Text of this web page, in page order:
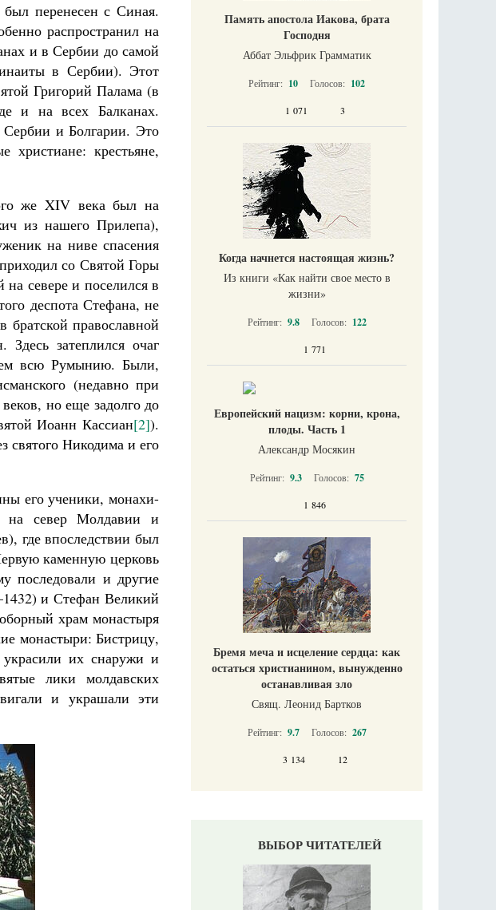
перенесен с Синая.
распространил на
и в Сербии до самой
в Сербии). Этот
Григорий Палама (в
и на всех Балканах.
и Болгарии. Это
крестьяне,
же XIV века был на
из нашего Прилепа),
на ниве спасения
со Святой Горы
севере и поселился в
деспота Стефана, не
православной
затеплился очаг
всю Румынию. Были,
(недавно при
но еще задолго до
Иоанн Кассиан[2]).
святого Никодима и его
его ученики, монахи-
север Молдавии и
где впоследствии был
каменную церковь
последовали и другие
и Стефан Великий
храм монастыря
монастыри: Бистрицу,
их снаружи и
лики молдавских
и украшали эти
Память апостола Иакова, брата
Господня
Аббат Эльфрик Грамматик
Рейтинг: 10 Голосов: 102
1 071 3
Когда начнется настоящая жизнь?
Из книги «Как найти свое место в
жизни​»
Рейтинг: 9.8 Голосов: 122
1 771
Европейский нацизм: корни, крона,
плоды. Часть 1
Александр Мосякин
Рейтинг: 9.3 Голосов: 75
1 846
Бремя меча и исцеление сердца: как
остаться христианином, вынужденно
останавливая зло
Свящ. Леонид Бартков
Рейтинг: 9.7 Голосов: 267
3 134 12
ВЫБОР ЧИТАТЕЛЕЙ